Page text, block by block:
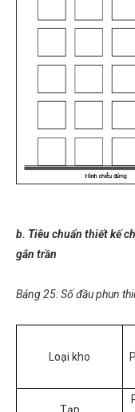
b. Tiêu chuẩn thiết kế
gắn trần
Bảng 25: Số đầu phun
Loại kho